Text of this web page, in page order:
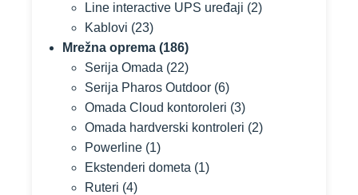
Line interactive UPS uređaji (2)
Kablovi (23)
Mrežna oprema (186)
Serija Omada (22)
Serija Pharos Outdoor (6)
Omada Cloud kontoroleri (3)
Omada hardverski kontroleri (2)
Powerline (1)
Ekstenderi dometa (1)
Ruteri (4)